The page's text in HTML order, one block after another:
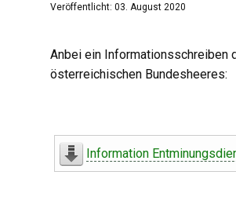
Veröffentlicht: 03. August 2020
Anbei ein Informationsschreiben
österreichischen Bundesheeres:
Information